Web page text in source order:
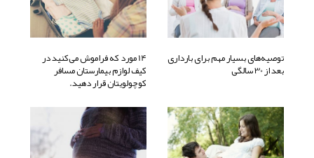
توصیه‌های بسیار مهم برای بارداری
بعد از 30 سالگی
14 مورد که فراموش می‌کنید در
کیف لوازم بیمارستان مسافر
کوچولویتان قرار دهید.